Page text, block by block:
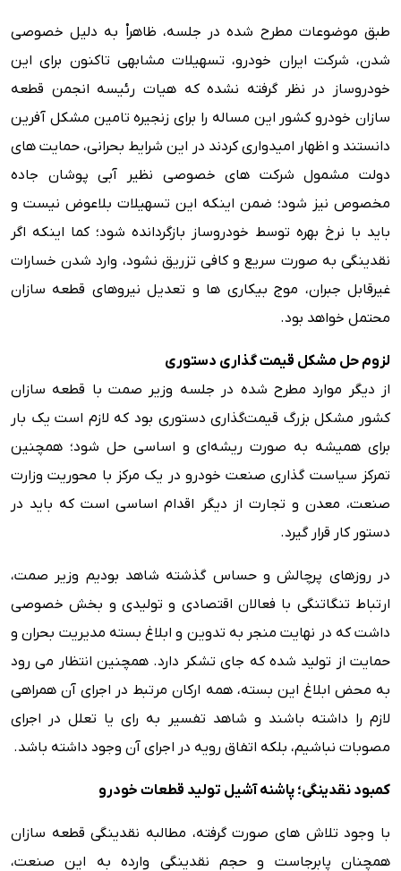
طبق موضوعات مطرح شده در جلسه، ظاهراْ به دلیل خصوصی
شدن، شرکت ایران خودرو، تسهیلات مشابهی تاکنون برای این
خودروساز در نظر گرفته نشده که هیات رئیسه انجمن قطعه
سازان خودرو کشور این مساله را برای زنجیره تامین مشکل آفرین
دانستند و اظهار امیدواری کردند در این شرایط بحرانی، حمایت های
دولت مشمول شرکت های خصوصی نظیر آبی پوشان جاده
مخصوص نیز شود؛ ضمن اینکه این تسهیلات بلاعوض نیست و
باید با نرخ بهره توسط خودروساز بازگردانده شود؛ کما اینکه اگر
نقدینگی به صورت سریع و کافی تزریق نشود، وارد شدن خسارات
غیرقابل جبران، موج بیکاری ها و تعدیل نیروهای قطعه سازان
محتمل خواهد بود.
لزوم حل مشکل قیمت گذاری دستوری
از دیگر موارد مطرح شده در جلسه وزیر صمت با قطعه سازان
کشور مشکل بزرگ قیمت‌گذاری دستوری بود که لازم است یک بار
برای همیشه به صورت ریشه‌ای و اساسی حل شود؛ همچنین
تمرکز سیاست گذاری صنعت خودرو در یک مرکز با محوریت وزارت
صنعت، معدن و تجارت از دیگر اقدام اساسی است که باید در
دستور کار قرار گیرد.
در روزهای پرچالش و حساس گذشته شاهد بودیم وزیر صمت،
ارتباط تنگاتنگی با فعالان اقتصادی و تولیدی و بخش خصوصی
داشت که در نهایت منجر به تدوین و ابلاغ بسته مدیریت بحران و
حمایت از تولید شده که جای تشکر دارد. همچنین‌ انتظار می رود
به محض ابلاغ این بسته، همه ارکان مرتبط در اجرای آن همراهی
لازم را داشته باشند و شاهد تفسیر به رای یا تعلل در اجرای
مصوبات نباشیم، بلکه اتفاق رویه در اجرای آن وجود داشته باشد.
کمبود نقدینگی؛ پاشنه آشیل تولید قطعات خودرو
با وجود تلاش های صورت گرفته، مطالبه نقدینگی قطعه سازان
همچنان پابرجاست و حجم نقدینگی وارده به این صنعت،